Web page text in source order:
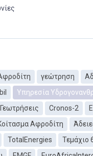
γεώτρηση
Υπηρεσία
Γεωτρήσεις Cronos-2
Αφροδίτη
TotalEnergies
Τεμάχιο